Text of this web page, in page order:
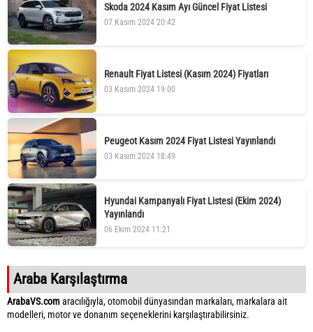
Skoda 2024 Kasım Ayı Güncel Fiyat Listesi
07 Kasım 2024 20:42
Renault Fiyat Listesi (Kasım 2024) Fiyatları
03 Kasım 2024 19:00
Peugeot Kasım 2024 Fiyat Listesi Yayınlandı
03 Kasım 2024 18:49
Hyundai Kampanyalı Fiyat Listesi (Ekim 2024)
Yayınlandı
06 Ekim 2024 11:21
Araba Karşılaştırma
ArabaVS.comaracılığıyla, otomobil dünyasından markaları, markalara ait
modelleri, motor ve donanım seçeneklerini karşılaştırabilirsiniz.